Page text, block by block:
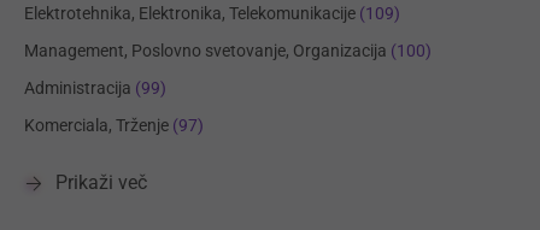
Elektrotehnika, Elektronika, Telekomunikacije (109)
Management, Poslovno svetovanje, Organizacija (100)
Administracija (99)
Komerciala, Trženje (97)
Prikaži več